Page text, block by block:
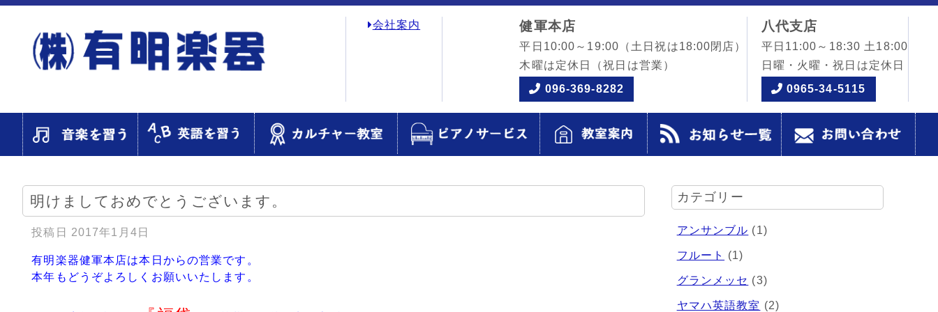
会社案内 健軍本店
平日10:00～19:00 （土日祝は18:00閉店）
木曜は定休日
（祝日は営業）
096-369-8282
八代支店
平日11:00～18:30 土18:00
日曜・火曜・祝日は定休日
0965-34-5115
明けましておめでとうございます。
投稿日 2017年1月4日
有明楽器健軍本店は本日からの営業です。
本年もどうぞよろしくお願いいたします。
カテゴリー
アンサンブル (1)
フルート (1)
グランメッセ (3)
ヤマハ英語教室 (2)